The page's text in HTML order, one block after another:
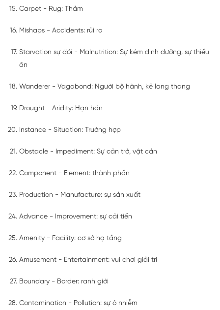
Carpet - Rug: Thảm
Mishaps - Accidents: rủi ro
Starvation sự đói - Malnutrition: Sự kém dinh dưỡng, sự thiếu
ăn
Wanderer - Vagabond: Người bộ hành, kẻ lang thang
Drought - Aridity: Hạn hán
Instance - Situation: Trường hợp
Obstacle - Impediment: Sự cản trở, vật cản
Component - Element: thành phần
Production - Manufacture: sự sản xuất
Advance - Improvement: sự cải tiến
Amenity - Facility: cơ sở hạ tầng
Amusement - Entertainment: vui chơi giải trí
Boundary - Border: ranh giới
Contamination - Pollution: sự ô nhiễm